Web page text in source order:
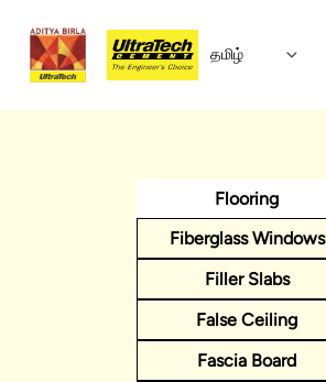
தமிழ்
Flooring
Fiberglass Windows
Filler Slabs
False Ceiling
Fascia Board